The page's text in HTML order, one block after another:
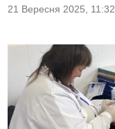
21 Вересня 2025, 11:32